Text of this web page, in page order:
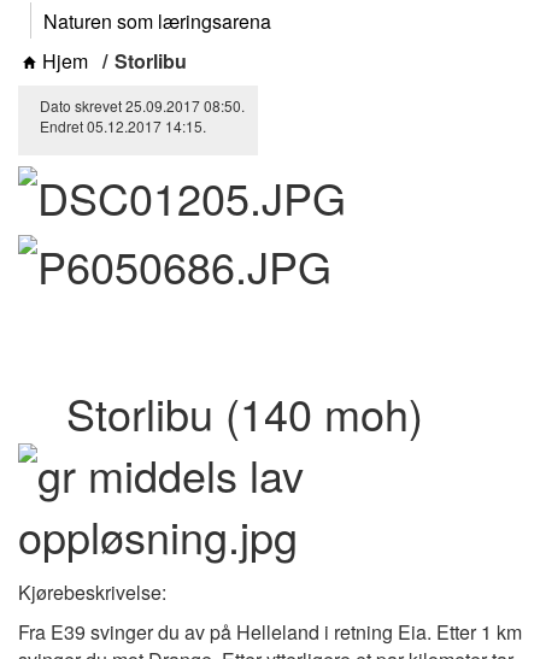
Naturen som læringsarena
Hjem Storlibu
Dato skrevet25.09.201708:50.
Endret05.12.2017 14:15.
Storlibu (140 moh)
Kjørebeskrivelse:
Fra E39 svinger du av på Helleland i retning Eia. Etter 1 km